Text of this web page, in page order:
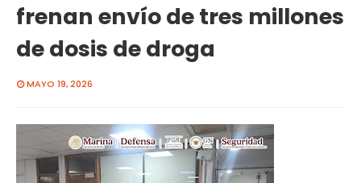
frenan envío de tres millones
de dosis de droga
MAYO 19, 2026